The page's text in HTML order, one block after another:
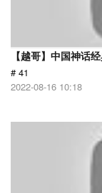
【越哥】中国神话
# 41
2022-08-16 10:18